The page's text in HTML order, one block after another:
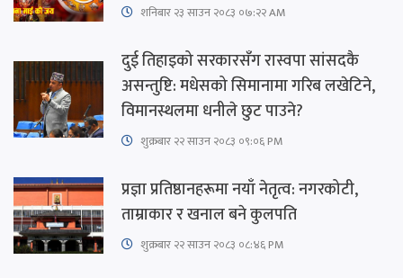
शनिबार २३ साउन २०८३ ०७:२२ AM
दुई तिहाइको सरकारसँग रास्वपा सांसदकै
असन्तुष्टि: मधेसको सिमानामा गरिब लखेटिने,
विमानस्थलमा धनीले छुट पाउने?
शुक्रबार​ २२ साउन २०८३ ०९:०६ PM
प्रज्ञा प्रतिष्ठानहरूमा नयाँ नेतृत्व: नगरकोटी,
ताम्राकार र खनाल बने कुलपति
शुक्रबार​ २२ साउन २०८३ ०८:४६ PM